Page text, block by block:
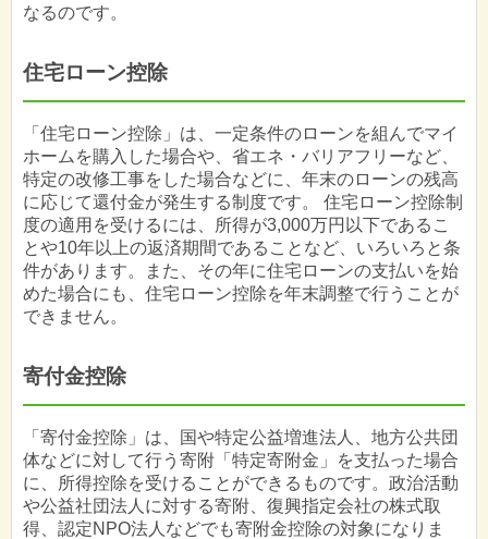
なるのです。
住宅ローン控除
「住宅ローン控除」は、一定条件のローンを組んでマイ
ホームを購入した場合や、省エネ・バリアフリーなど、
特定の改修工事をした場合などに、年末のローンの残高
に応じて還付金が発生する制度です。 住宅ローン控除制
度の適用を受けるには、所得が3,000万円以下であるこ
とや10年以上の返済期間であることなど、いろいろと条
件があります。また、その年に住宅ローンの支払いを始
めた場合にも、住宅ローン控除を年末調整で行うことが
できません。
寄付金控除
「寄付金控除」は、国や特定公益増進法人、地方公共団
体などに対して行う寄附「特定寄附金」を支払った場合
に、所得控除を受けることができるものです。政治活動
や公益社団法人に対する寄附、復興指定会社の株式取
得、認定NPO法人などでも寄附金控除の対象になりま